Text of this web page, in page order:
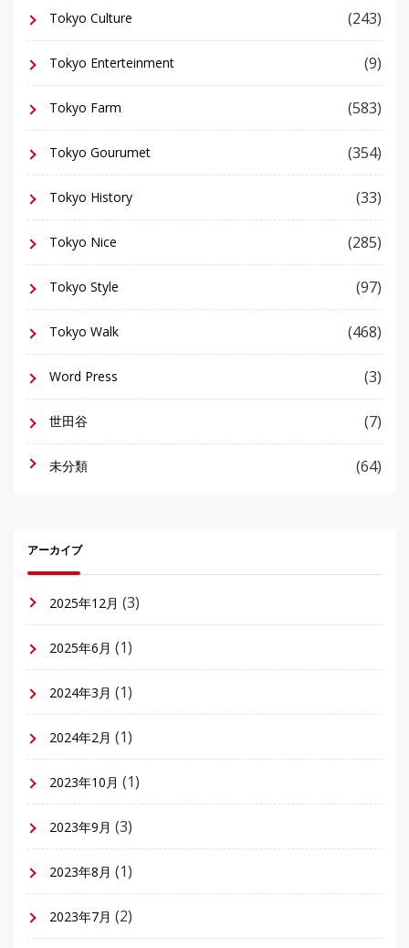
Tokyo Culture (243)
Tokyo Enterteinment (9)
Tokyo Farm (583)
Tokyo Gourumet (354)
Tokyo History (33)
Tokyo Nice (285)
Tokyo Style (97)
Tokyo Walk (468)
Word Press (3)
世田谷 (7)
未分類 (64)
アーカイブ
2025年12月 (3)
2025年6月 (1)
2024年3月 (1)
2024年2月 (1)
2023年10月 (1)
2023年9月 (3)
2023年8月 (1)
2023年7月 (2)